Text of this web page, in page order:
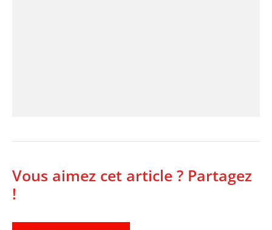
Vous aimez cet article ? Partagez
!